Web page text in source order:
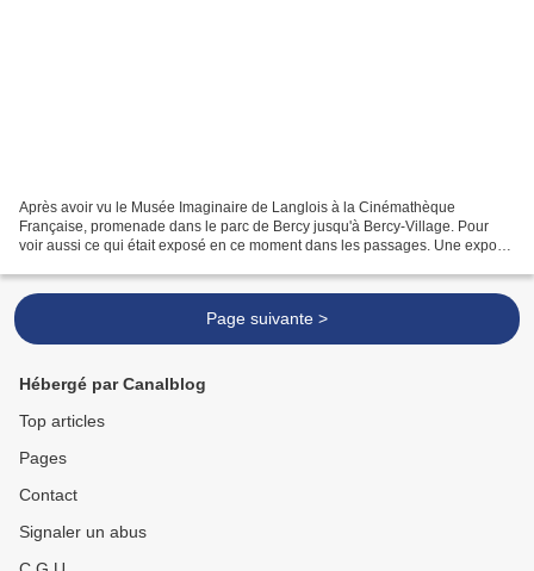
Après avoir vu le Musée Imaginaire de Langlois à la Cinémathèque
Française, promenade dans le parc de Bercy jusqu'à Bercy-Village. Pour
voir aussi ce qui était exposé en ce moment dans les passages. Une expo-
Page suivante >
Hébergé par Canalblog
Top articles
Pages
Contact
Signaler un abus